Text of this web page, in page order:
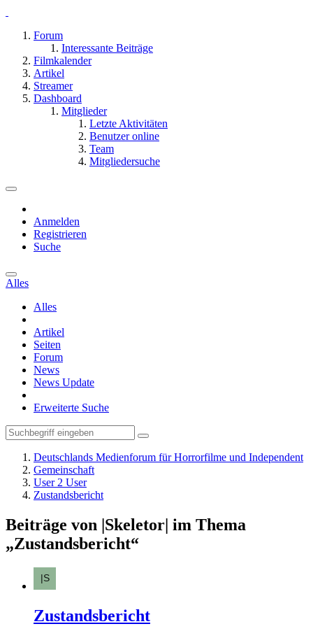
Forum
Interessante Beiträge
Filmkalender
Artikel
Streamer
Dashboard
Mitglieder
Letzte Aktivitäten
Benutzer online
Team
Mitgliedersuche
Anmelden
Registrieren
Suche
Alles
Alles
Artikel
Seiten
Forum
News
News Update
Erweiterte Suche
Deutschlands Medienforum für Horrorfilme und Independent
Gemeinschaft
User 2 User
Zustandsbericht
Beiträge von |Skeletor| im Thema
„Zustandsbericht“
Zustandsbericht